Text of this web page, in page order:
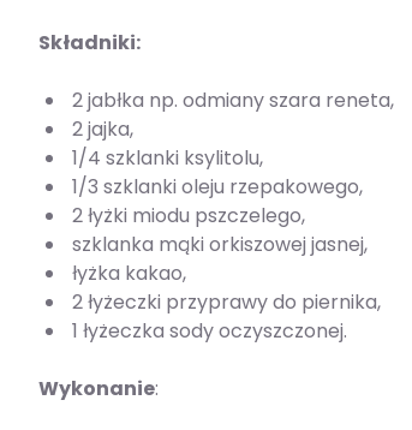
Składniki:
2 jabłka np. odmiany szara reneta,
2 jajka,
1/4 szklanki ksylitolu,
1/3 szklanki oleju rzepakowego,
2 łyżki miodu pszczelego,
szklanka mąki orkiszowej jasnej,
łyżka kakao,
2 łyżeczki przyprawy do piernika,
1 łyżeczka sody oczyszczonej.
Wykonanie: